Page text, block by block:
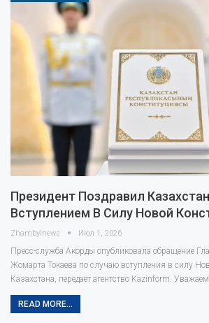
Президент Поздравил
Вступлением В Силу Новой
Zhambylnews Июл 1, 2026
Пресс-служба Акорды опубликовала обращение
Жомарта Токаева по случаю вступления в силу
Казахстана, передает агентство Kazinform.
READ MORE...